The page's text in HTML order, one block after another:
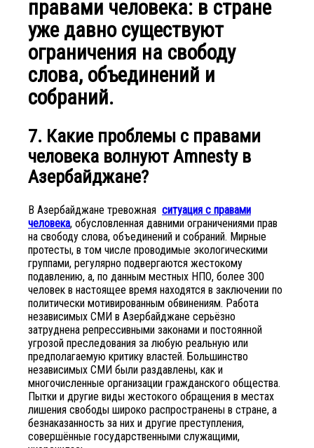
правами человека: в стране
уже давно существуют
ограничения на свободу
слова, объединений и
собраний.
7. Какие проблемы с правами
человека волнуют Amnesty в
Азербайджане?
В Азербайджане тревожная ситуация с правами
человека, обусловленная давними ограничениями прав
на свободу слова, объединений и собраний. Мирные
протесты, в том числе проводимые экологическими
группами, регулярно подвергаются жестокому
подавлению, а, по данным местных НПО, более 300
человек в настоящее время находятся в заключении по
политически мотивированным обвинениям. Работа
независимых СМИ в Азербайджане серьёзно
затруднена репрессивными законами и постоянной
угрозой преследования за любую реальную или
предполагаемую критику властей. Большинство
независимых СМИ были раздавлены, как и
многочисленные организации гражданского общества.
Пытки и другие виды жестокого обращения в местах
лишения свободы широко распространены в стране, а
безнаказанность за них и другие преступления,
совершённые государственными служащими,